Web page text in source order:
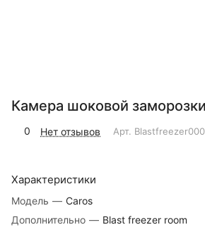
Камера шоковой
0 Нет отзывов Арт.
Характеристики
Модель — Caros
Дополнительно — Blast freezer room